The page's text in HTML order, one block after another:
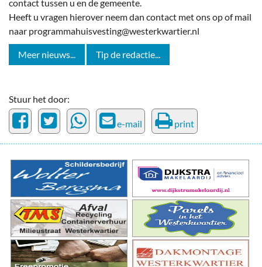
contact tussen u en de gemeente.
Heeft u vragen hierover neem dan contact met ons op of mail
naar programmahuisvesting@westerkwartier.nl
Meer nieuws... Tip de redactie...
Stuur het door:
e-mail print